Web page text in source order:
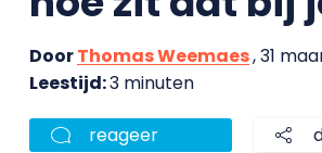
DoorThomas Weemaes, 31
Leestijd:3 minuten
reageer